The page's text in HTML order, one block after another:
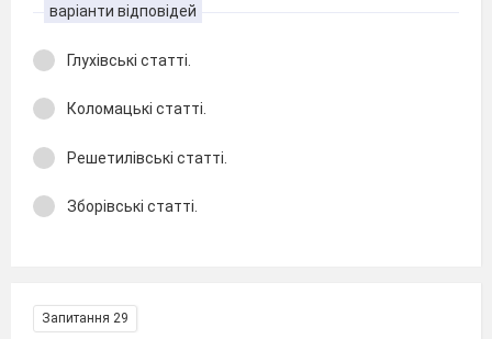
варіанти відповідей
Глухівські статті.
Коломацькі статті.
Решетилівські статті.
Зборівські статті.
Запитання 29